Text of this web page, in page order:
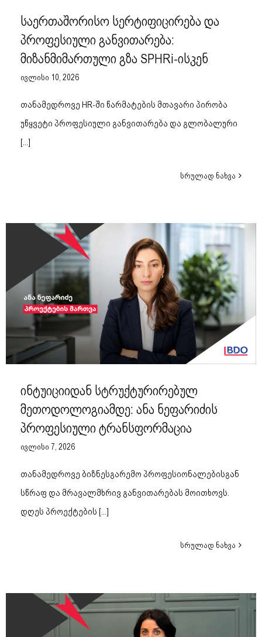
საერთაშორისო სერტიფიცირება და
პროფესიული განვითარება:
მიზანმიმართული გზა SPHRi-ისკენ
ივლისი 10, 2026
თანამედროვე HR-ში წარმატების მთავარი პირობა
უწყვეტი პროფესიული განვითარება და გლობალური
[...]
სრულად ნახვა
ინტუიციიდან სტრუქტურირებულ
მეთოდოლოგიამდე: ანა ნეფარიძის
პროფესიული ტრანსფორმაცია
ივლისი 7, 2026
თანამედროვე ბიზნესგარემო პროფესიონალებისგან
სწრაფ და მრავალმხრივ განვითარებას მოითხოვს.
დღეს პროექტების [...]
სრულად ნახვა